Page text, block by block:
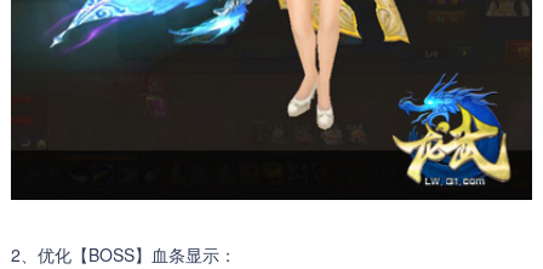
2、优化【BOSS】血条显示：